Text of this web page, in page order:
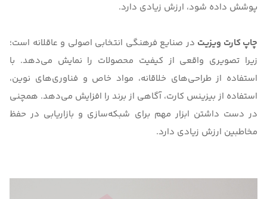
پوشش داده شود، ارزش زیادی دارد.
چاپ کارت ویزیت در صنایع فرهنگی انتخابی اصولی و عاقلانه است؛
زیرا تصویری واقعی از کیفیت محصولات را نمایش می‌دهد. با
استفاده از طراحی‌های خلاقانه، مواد خاص و فناوری‌های نوین،
استفاده از بیزینس کارت، آگاهی از برند را افزایش می‌دهد. همچنی
در دست داشتن ابزار مهم برای شبکه‌سازی و بازاریابی در حفظ
مخاطبین ارزش زیادی دارد.